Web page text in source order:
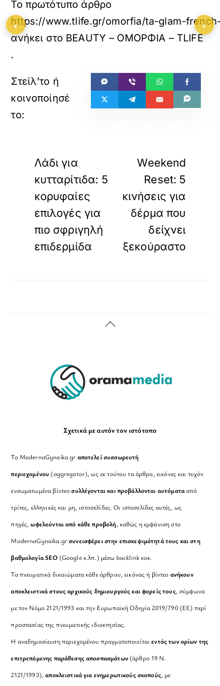
Το πρωτότυπο άρθρο
https://www.tlife.gr/omorfia/ta-glam-
ανήκει στο BEAUTY – ΟΜΟΡΦΙΑ – TLIFE
.
Λάδι για
κυτταρίτιδα: 5
κορυφαίες
επιλογές για
πιο σφριγηλή
επιδερμίδα
Weekend
Reset: 5
κινήσεις για
δέρμα που
δείχνει
ξεκούραστο
Back
Σχετικά με αυτόν τον ιστότοπο
Το ModernaGynaika.gr αποτελεί συσσωρευτή
περιεχομένου (aggregator), ως εκ τούτου τα άρθρα, εικόνες και τυχόν
ενσωματωμένα βίντεοσυλλέγονται και προβάλλονται αυτόματααπό
τρίτες, ελληνικές και μη, ιστοσελίδες. Οι ιστοσελίδες αυτές, ως
πηγές,ωφελούνται από κάθε προβολή, καθώς η εμφάνιση στο
ModernaGynaika.grσυνεισφέρει στην επισκεψιμότητά τους και στη
βαθμολογία SEO (Google κ.λπ.) μέσω backlink κοκ.
Τα πνευματικά δικαιώματα κάθε άρθρου, εικόνας ή βίντεο ανήκουν
αποκλειστικά στους αρχικούς δημιουργούς και φορείς τους, σύμφωνα
με τον Νόμο 2121/1993 και την Ευρωπαϊκή Οδηγία 2019/790 (ΕΕ) περί
προστασίας της πνευματικής ιδιοκτησίας.
Η αναδημοσίευση περιεχομένου πραγματοποιείταιεντός των ορίων της
επιτρεπόμενης παράθεσης αποσπασμάτων(άρθρο 19 Ν.
2121/1993), αποκλειστικά για ενημερωτικούς σκοπούς, με
‹ ›